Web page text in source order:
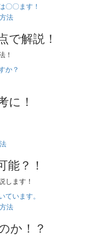
〇〇ます！
で解説！
！
か？
に！
？！
します！
います。
か！？